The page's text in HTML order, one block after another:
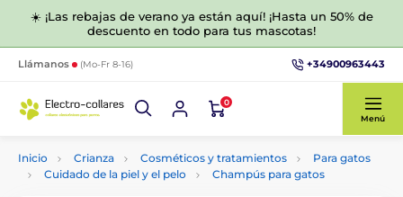
☀️ ¡Las rebajas de verano ya están aquí! ¡Hasta un 50% de
descuento en todo para tus mascotas!
Llámanos (Mo-Fr 8-16) +34900963443
0
Menú
Inicio Crianza Cosméticos y tratamientos
Para gatos
Cuidado de la piel y el pelo
Champús para gatos